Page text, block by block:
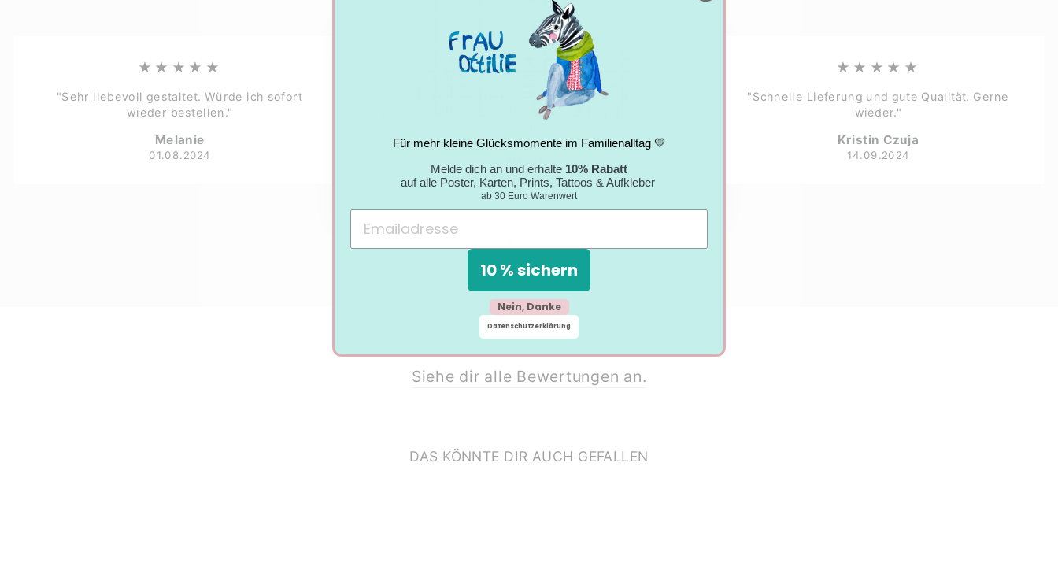
★★★★★
"Sehr liebevoll gestaltet. Würde ich sofort
wieder bestellen."
Melanie
01.08.2024
★★★★★
"Nachhaltigkeitsgedanke wird gelebt; sehr
nettes Paket mit tollem Umschlag; jederzeit
Nicole
05.09.2024
★★★★★
"Schnelle Lieferung und gute Qualität. Gerne
wieder."
Kristin Czuja
14.09.2024
Siehe dir alle Bewertungen an.
DAS KÖNNTE DIR AUCH GEFALLEN
Für mehr kleine Glücksmomente im Familienalltag 💛
Melde dich an und erhalte 10% Rabatt
auf alle Poster, Karten, Prints, Tattoos & Aufkleber
ab 30 Euro Warenwert
10 % sichern
Nein, Danke
Datenschutzerklärung